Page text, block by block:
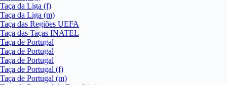
Taça da Liga (f)
Taça da Liga (m)
Taça das Regiões UEFA
Taça das Taças INATEL
Taça de Portugal
Taça de Portugal
Taça de Portugal
Taça de Portugal (f)
Taça de Portugal (m)